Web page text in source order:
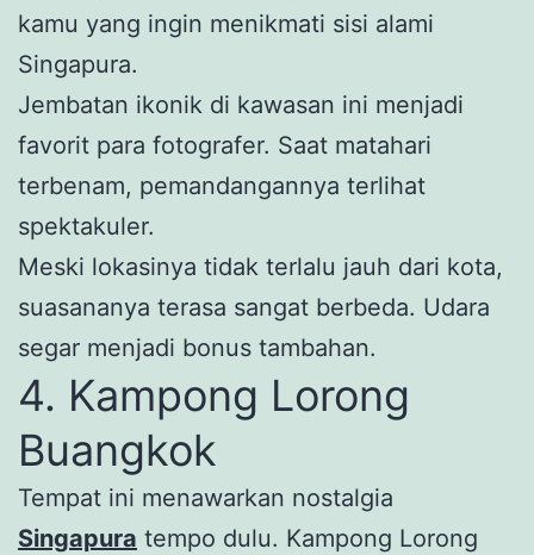
kamu yang ingin menikmati sisi alami
Singapura.
Jembatan ikonik di kawasan ini menjadi
favorit para fotografer. Saat matahari
terbenam, pemandangannya terlihat
spektakuler.
Meski lokasinya tidak terlalu jauh dari kota,
suasananya terasa sangat berbeda. Udara
segar menjadi bonus tambahan.
4. Kampong Lorong
Buangkok
Tempat ini menawarkan nostalgia
Singapura tempo dulu. Kampong Lorong